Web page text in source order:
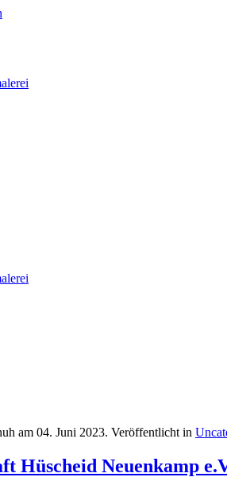
am 04. Juni 2023. Veröffentlicht in
Hüscheid Neuenkamp